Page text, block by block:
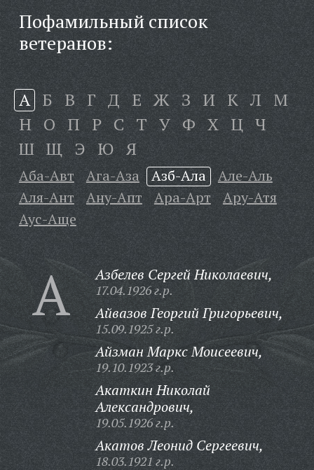
Пофамильный список
ветеранов:
А Б В Г Д Е Ж З И К Л М
Н О П Р С Т У Ф Х Ц Ч
Ш Щ Э Ю Я
Аба-Авт Ага-Аза Азб-Ала
Але-Аль
Аля-Ант
Ану-Апт Ара-Арт
Ару-Атя
Аус-Аще
А Азбелев Сергей Николаевич,
17.04.1926 г.р.
Айвазов Георгий Григорьевич,
15.09.1925 г.р.
Айзман Маркс Моисеевич,
19.10.1923 г.р.
Акаткин Николай
Александрович,
19.05.1926 г.р.
Акатов Леонид Сергеевич,
18.03.1921 г.р.